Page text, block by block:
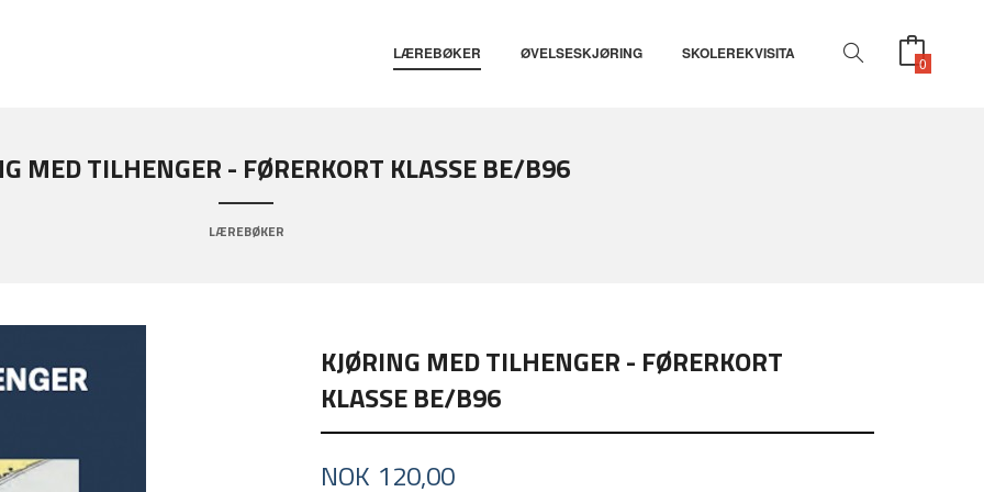
LÆREBØKER ØVELSESKJØRING SKOLEREKVISITA
0
MED TILHENGER - FØRERKORT KLASSE BE/B96
LÆREBØKER
KJØRING MED TILHENGER - FØRERKORT
KLASSE BE/B96
Pris
NOK 120,00